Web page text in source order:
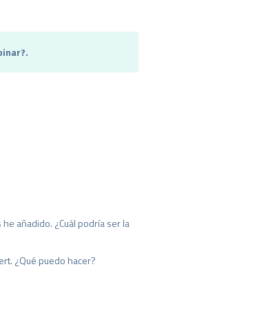
añadido. ¿Cuál podría ser la
¿Qué puedo hacer?